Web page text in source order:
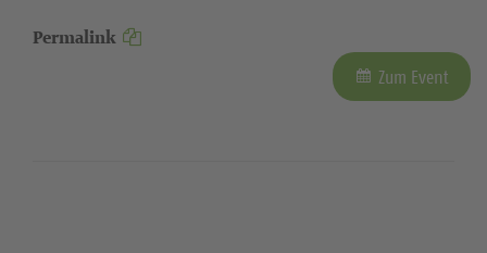
Permalink
Zum Event